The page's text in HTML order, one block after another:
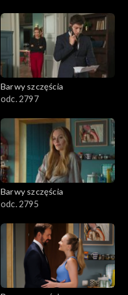
Barwy szczęścia
odc. 2797
Barwy szczęścia
odc. 2795